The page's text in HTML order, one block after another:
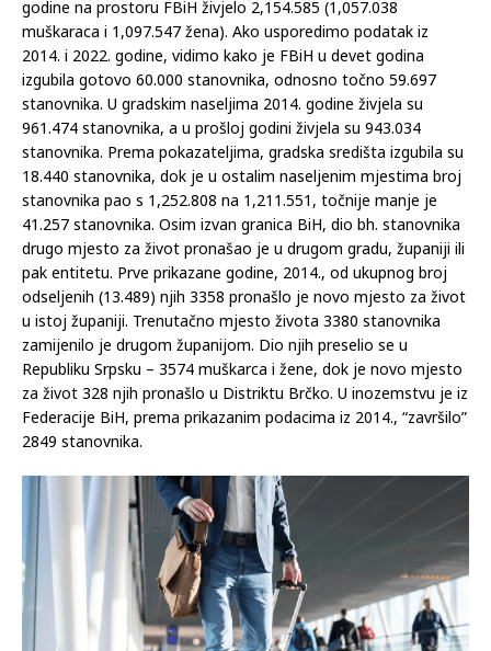
godine na prostoru FBiH živjelo 2,154.585 (1,057.038
muškaraca i 1,097.547 žena). Ako usporedimo podatak iz
2014. i 2022. godine, vidimo kako je FBiH u devet godina
izgubila gotovo 60.000 stanovnika, odnosno točno 59.697
stanovnika. U gradskim naseljima 2014. godine živjela su
961.474 stanovnika, a u prošloj godini živjela su 943.034
stanovnika. Prema pokazateljima, gradska središta izgubila su
18.440 stanovnika, dok je u ostalim naseljenim mjestima broj
stanovnika pao s 1,252.808 na 1,211.551, točnije manje je
41.257 stanovnika. Osim izvan granica BiH, dio bh. stanovnika
drugo mjesto za život pronašao je u drugom gradu, županiji ili
pak entitetu. Prve prikazane godine, 2014., od ukupnog broj
odseljenih (13.489) njih 3358 pronašlo je novo mjesto za život
u istoj županiji. Trenutačno mjesto života 3380 stanovnika
zamijenilo je drugom županijom. Dio njih preselio se u
Republiku Srpsku – 3574 muškarca i žene, dok je novo mjesto
za život 328 njih pronašlo u Distriktu Brčko. U inozemstvu je iz
Federacije BiH, prema prikazanim podacima iz 2014., “završilo”
2849 stanovnika.